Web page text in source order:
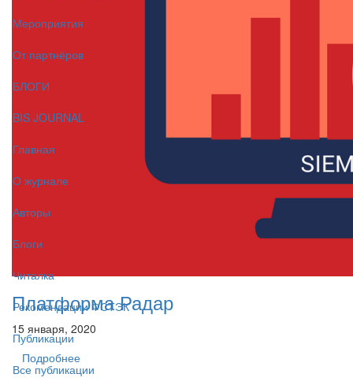
Мероприятия
От партнёров
БЛОГИ
BIS JOURNAL
Главная
О журнале
Авторы
Блоги
Читалка
Рекомендации ФСТЭК
Публикации
Все публикации
Платформа Радар
15 января, 2020
Подробнее